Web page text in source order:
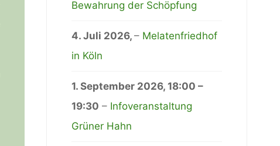
Bewahrung der Schöpfung
4. Juli 2026,– Melatenfriedhof
in Köln
1. September 2026, 18:00 –
19:30 – Infoveranstaltung
Grüner Hahn